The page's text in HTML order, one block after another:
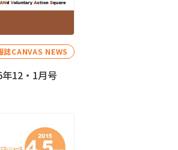
誌CANVAS NEWS
年12・1月号